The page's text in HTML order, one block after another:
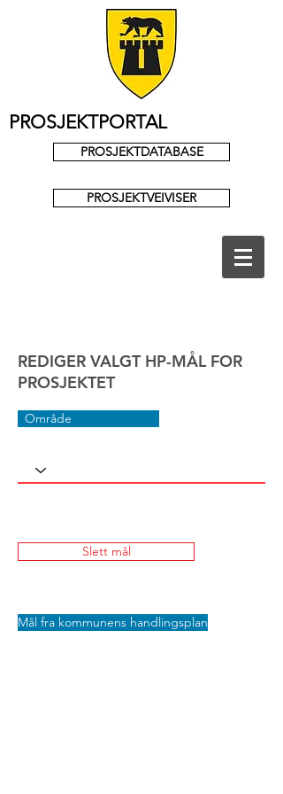
PROSJEKTPORTAL
PROSJEKTDATABASE
PROSJEKTVEIVISER
REDIGER VALGT HP-MÅL FOR
PROSJEKTET
Område
Slett mål
Mål fra kommunens handlingsplan